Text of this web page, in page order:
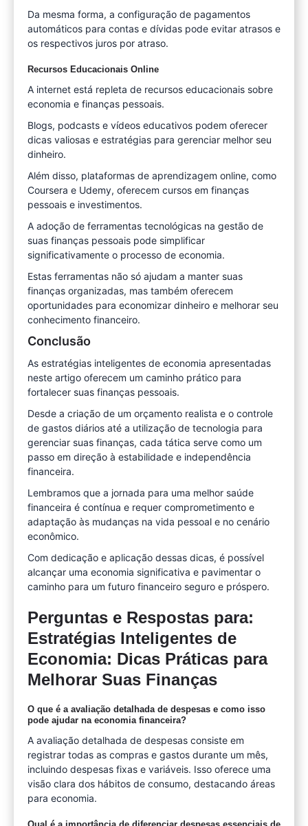
Da mesma forma, a configuração de pagamentos
automáticos para contas e dívidas pode evitar atrasos e
os respectivos juros por atraso.
Recursos Educacionais Online
A internet está repleta de recursos educacionais sobre
economia e finanças pessoais.
Blogs, podcasts e vídeos educativos podem oferecer
dicas valiosas e estratégias para gerenciar melhor seu
dinheiro.
Além disso, plataformas de aprendizagem online, como
Coursera e Udemy, oferecem cursos em finanças
pessoais e investimentos.
A adoção de ferramentas tecnológicas na gestão de
suas finanças pessoais pode simplificar
significativamente o processo de economia.
Estas ferramentas não só ajudam a manter suas
finanças organizadas, mas também oferecem
oportunidades para economizar dinheiro e melhorar seu
conhecimento financeiro.
Conclusão
As estratégias inteligentes de economia apresentadas
neste artigo oferecem um caminho prático para
fortalecer suas finanças pessoais.
Desde a criação de um orçamento realista e o controle
de gastos diários até a utilização de tecnologia para
gerenciar suas finanças, cada tática serve como um
passo em direção à estabilidade e independência
financeira.
Lembramos que a jornada para uma melhor saúde
financeira é contínua e requer comprometimento e
adaptação às mudanças na vida pessoal e no cenário
econômico.
Com dedicação e aplicação dessas dicas, é possível
alcançar uma economia significativa e pavimentar o
caminho para um futuro financeiro seguro e próspero.
Perguntas e Respostas para:
Estratégias Inteligentes de
Economia: Dicas Práticas para
Melhorar Suas Finanças
O que é a avaliação detalhada de despesas e como isso
pode ajudar na economia financeira?
A avaliação detalhada de despesas consiste em
registrar todas as compras e gastos durante um mês,
incluindo despesas fixas e variáveis. Isso oferece uma
visão clara dos hábitos de consumo, destacando áreas
para economia.